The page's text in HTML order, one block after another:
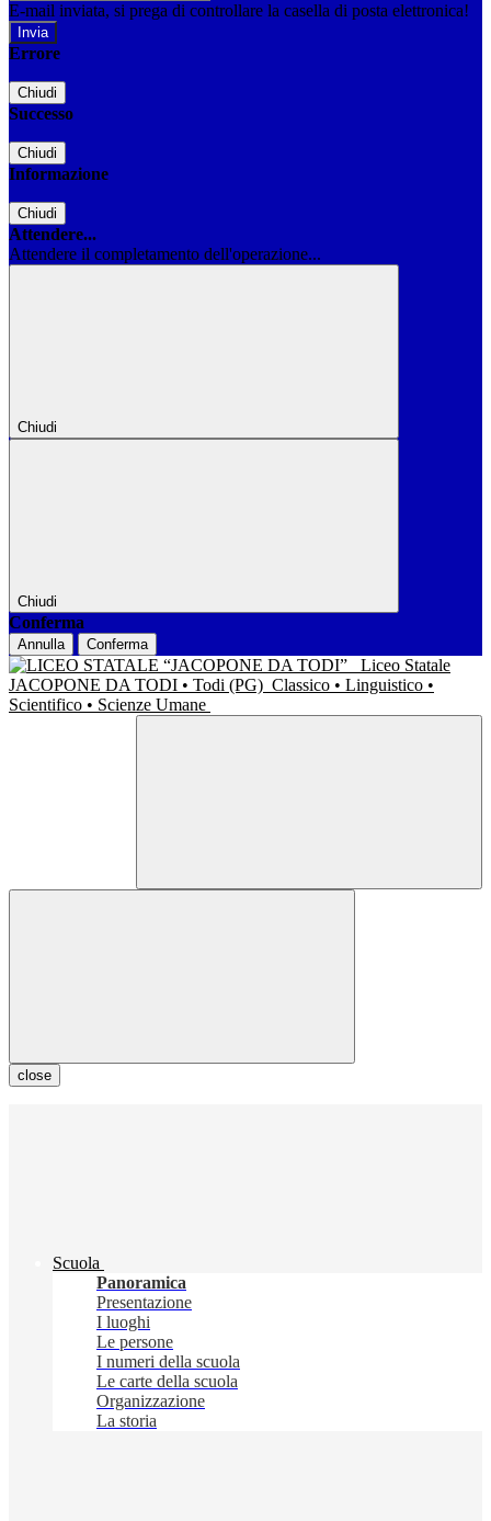
E-mail inviata, si prega di controllare la casella di posta elettronica!
Errore
Chiudi
Successo
Chiudi
Informazione
Chiudi
Attendere...
Attendere il completamento dell'operazione...
Chiudi
Chiudi
Conferma
Annulla Conferma
Liceo Statale
JACOPONE DA TODI • Todi (PG) Classico • Linguistico •
Scientifico • Scienze Umane
close
Scuola
Panoramica
Presentazione
I luoghi
Le persone
I numeri della scuola
Le carte della scuola
Organizzazione
La storia